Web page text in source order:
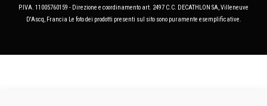
P.IVA. 11005760159 - Direzione e coordinamento art. 2497 C.C. DECATHLON SA, Villeneuve
D'Ascq, Francia Le foto dei prodotti presenti sul sito sono puramente esemplificative.